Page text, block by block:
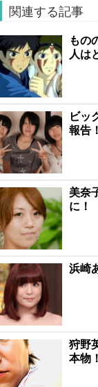
関連する記事
もの
人は
ビッ
報告！
美奈
に！
浜崎
狩野
本物